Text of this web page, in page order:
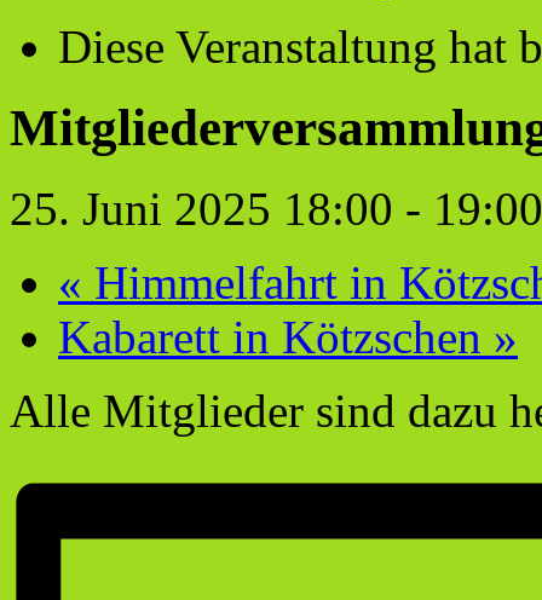
Diese Veranstaltung hat
25. Juni 2025 18:00 - 19:00
« Himmelfahrt in
Kabarett in Kötzschen »
Alle Mitglieder sind dazu